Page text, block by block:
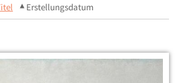
Erstellungsdatum